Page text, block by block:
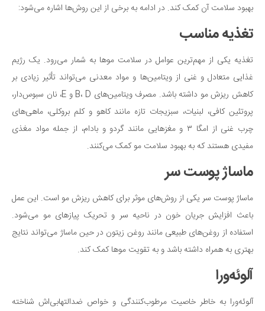
بهبود سلامت آن کمک کند. در ادامه به برخی از این روش‌ها اشاره می‌شود:
تغذیه مناسب
تغذیه یکی از مهم‌ترین عوامل در سلامت موها به شمار می‌رود. یک رژیم
غذایی متعادل و غنی از ویتامین‌ها و مواد معدنی می‌تواند تأثیر زیادی بر
کاهش ریزش مو داشته باشد. مصرف ویتامین‌های B، D و E، نان سبوس‌دار،
پروتئین کافی، لبنیات، سبزیجات تازه مانند کاهو و کلم بروکلی، ماهی‌های
چرب غنی از امگا ۳ و مغزهایی مانند گردو و بادام، از جمله مواد مغذی
مفیدی هستند که به بهبود سلامت مو کمک می‌کنند.
ماساژ پوست سر
ماساژ پوست سر یکی از روش‌های موثر برای کاهش ریزش مو است. این عمل
باعث افزایش جریان خون در ناحیه سر و تحریک پیازهای مو می‌شود.
استفاده از روغن‌های طبیعی مانند روغن زیتون در حین ماساژ می‌تواند نتایج
بهتری به همراه داشته باشد و به تقویت موها کمک کند.
آلوئه‌ورا
آلوئه‌ورا به خاطر خاصیت مرطوب‌کنندگی و خواص ضدالتهابی‌اش شناخته